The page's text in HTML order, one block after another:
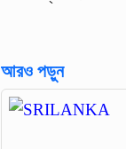
আরও পড়ুন